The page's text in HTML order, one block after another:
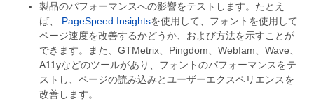
製品のパフォーマンスへの影響をテストします。たとえ
ば、 PageSpeed Insightsを使用して、フォントを使用して
ページ速度を改善するかどうか、および方法を示すことが
できます。また、GTMetrix、Pingdom、WebIam、Wave、
A11yなどのツールがあり、フォントのパフォーマンスをテ
ストし、ページの読み込みとユーザーエクスペリエンスを
改善します。